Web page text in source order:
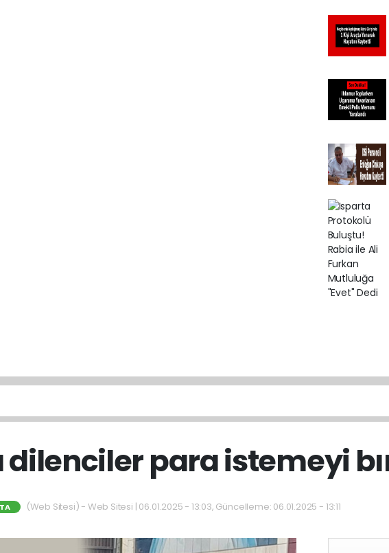
para istemeyi
(Web Sitesi) - Web Sitesi | 06.01.2025 - 13:03, Güncelleme: 06.01.2025 - 13:11